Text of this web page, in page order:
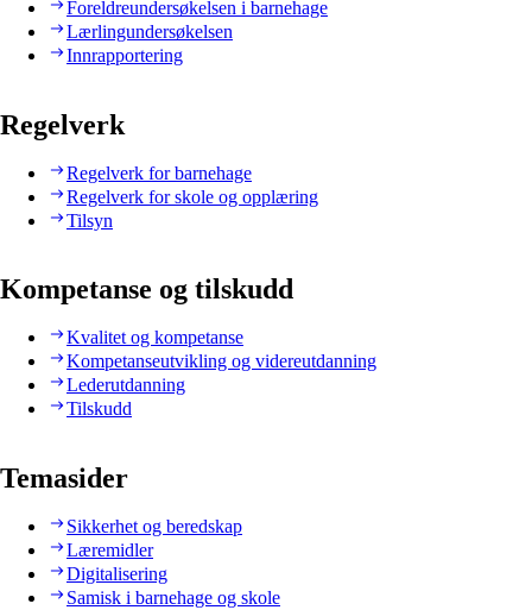
Foreldreundersøkelsen i barnehage
Lærlingundersøkelsen
Innrapportering
Regelverk
Regelverk for barnehage
Regelverk for skole og opplæring
Tilsyn
Kompetanse og tilskudd
Kvalitet og kompetanse
Kompetanseutvikling og videreutdanning
Lederutdanning
Tilskudd
Temasider
Sikkerhet og beredskap
Læremidler
Digitalisering
Samisk i barnehage og skole